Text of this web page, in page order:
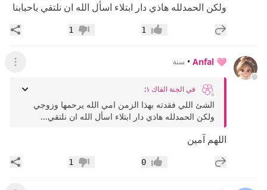
ولكن الحمدلله هاذي دار ابتلاء اسأل الله ان نلتقي باحبابنا
إضافة رد جديد إعجاب1 عدم إعجاب
1
Anfal 🩷
• سنة عرض
في الجنة القاك ١ :
الشئ اللي فقدته بهذا الزمن امي الله يرحمها وزوجي
ولكن الحمدلله هاذي دار ابتلاء اسأل الله ان نلتقي...
اللهم آمين
إضافة رد جديد إعجاب0 عدم إعجاب
1